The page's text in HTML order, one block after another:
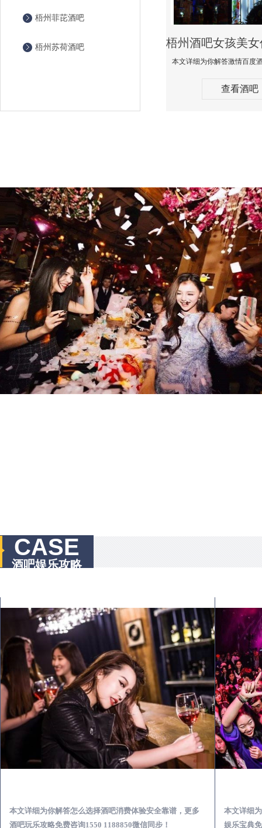
梧州菲芘酒吧
梧州苏荷酒吧
查看酒吧
CASE
酒吧娱乐攻略
本文详细为你解答怎么选择酒吧消费体验安全靠谱，更多
酒吧玩乐攻略免费咨询1550 1188850微信同步！
本文详细
娱乐宝典